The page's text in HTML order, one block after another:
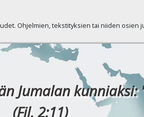
Ohjelmien, tekstityksien tai niiden osien
Jumalan kunniaksi:
(Fil. 2:11)